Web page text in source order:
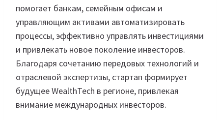
помогает банкам, семейным офисам и
управляющим активами автоматизировать
процессы, эффективно управлять инвестициями
и привлекать новое поколение инвесторов.
Благодаря сочетанию передовых технологий и
отраслевой экспертизы, стартап формирует
будущее WealthTech в регионе, привлекая
внимание международных инвесторов.